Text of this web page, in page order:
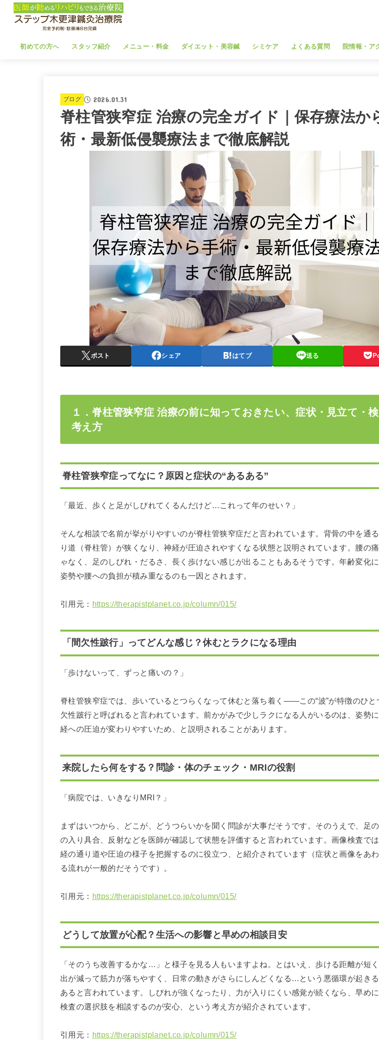
初めての方へ スタッフ紹介 メニュー・料金 ダイエット・美容鍼 シミケア よくある質問 院情報・ア
ブログ 2026.01.31
脊柱管狭窄症 治療の完全ガイド｜保存療法か
術・最新低侵襲療法まで徹底解説
ポスト シェア はてブ 送る
１．脊柱管狭窄症 治療の前に知っておきたい、症状・見立て・
考え方
脊柱管狭窄症ってなに？原因と症状の“あるある”
「最近、歩くと足がしびれてくるんだけど…これって年のせい？」
そんな相談で名前が挙がりやすいのが脊柱管狭窄症だと言われています。背骨の中を通
り道（脊柱管）が狭くなり、神経が圧迫されやすくなる状態と説明されています。腰の
ゃなく、足のしびれ・だるさ、長く歩けない感じが出ることもあるそうです。年齢変化に
姿勢や腰への負担が積み重なるのも一因とされます。
引用元： https://therapistplanet.co.jp/column/015/
「間欠性跛行」ってどんな感じ？休むとラクになる理由
「歩けないって、ずっと痛いの？」
脊柱管狭窄症では、歩いているとつらくなって休むと落ち着く――この“波”が特徴のひと
欠性跛行と呼ばれると言われています。前かがみで少しラクになる人がいるのは、姿勢
経への圧迫が変わりやすいため、と説明されることがあります。
来院したら何をする？問診・体のチェック・MRIの役割
「病院では、いきなりMRI？」
まずはいつから、どこが、どうつらいかを聞く問診が大事だそうです。そのうえで、足
の入り具合、反射などを医師が確認して状態を評価すると言われています。画像検査で
経の通り道や圧迫の様子を把握するのに役立つ、と紹介されています（症状と画像をあ
る流れが一般的だそうです）。
引用元： https://therapistplanet.co.jp/column/015/
どうして放置が心配？生活への影響と早めの相談目安
「そのうち改善するかな…」と様子を見る人もいますよね。とはいえ、歩ける距離が短
出が減って筋力が落ちやすく、日常の動きがさらにしんどくなる…という悪循環が起き
あると言われています。しびれが強くなったり、力が入りにくい感覚が続くなら、早め
検査の選択肢を相談するのが安心、という考え方が紹介されています。
引用元： https://therapistplanet.co.jp/column/015/